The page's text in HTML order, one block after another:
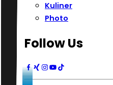
Kuliner
Photo
Follow Us